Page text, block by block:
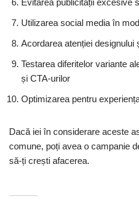
Evitarea publicității excesive
Utilizarea social media în
Acordarea atenției designului
Testarea diferitelor variante
și CTA-urilor
Optimizarea pentru
Dacă iei în considerare aceste
comune, poți avea o campanie
să-ți crești afacerea.